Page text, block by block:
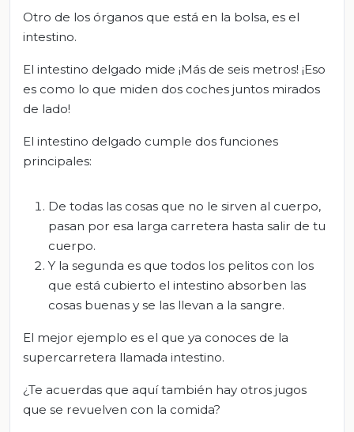
Otro de los órganos que está en la bolsa, es el
intestino.
El intestino delgado mide ¡Más de seis metros! ¡Eso
es como lo que miden dos coches juntos mirados
de lado!
El intestino delgado cumple dos funciones
principales:
De todas las cosas que no le sirven al cuerpo,
pasan por esa larga carretera hasta salir de tu
cuerpo.
Y la segunda es que todos los pelitos con los
que está cubierto el intestino absorben las
cosas buenas y se las llevan a la sangre.
El mejor ejemplo es el que ya conoces de la
supercarretera llamada intestino.
¿Te acuerdas que aquí también hay otros jugos
que se revuelven con la comida?